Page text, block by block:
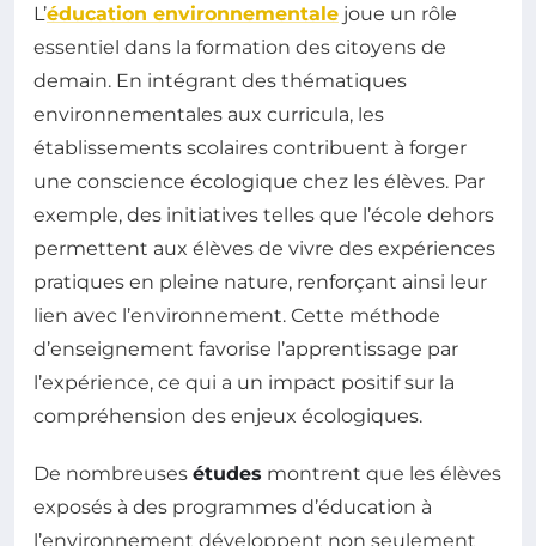
L’éducation environnementale joue un rôle
essentiel dans la formation des citoyens de
demain. En intégrant des thématiques
environnementales aux curricula, les
établissements scolaires contribuent à forger
une conscience écologique chez les élèves. Par
exemple, des initiatives telles que l’école dehors
permettent aux élèves de vivre des expériences
pratiques en pleine nature, renforçant ainsi leur
lien avec l’environnement. Cette méthode
d’enseignement favorise l’apprentissage par
l’expérience, ce qui a un impact positif sur la
compréhension des enjeux écologiques.
De nombreuses études montrent que les élèves
exposés à des programmes d’éducation à
l’environnement développent non seulement